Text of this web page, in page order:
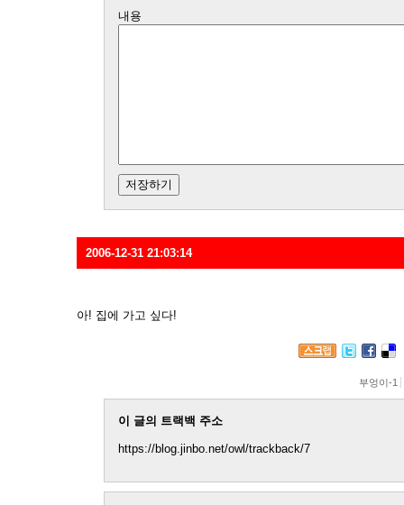
내용
2006-12-31 21:03:14
아! 집에 가고 싶다!
부엉이-1
이 글의 트랙백 주소
https://blog.jinbo.net/owl/trackback/7